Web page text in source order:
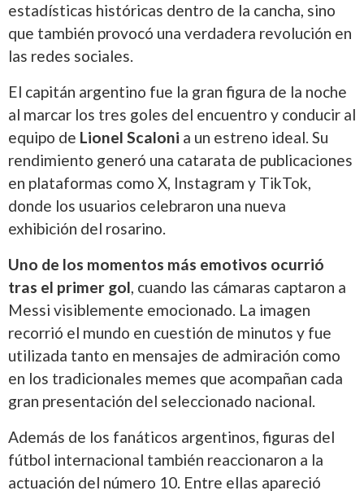
estadísticas históricas dentro de la cancha, sino
que también provocó una verdadera revolución en
las redes sociales.
El capitán argentino fue la gran figura de la noche
al marcar los tres goles del encuentro y conducir al
equipo de Lionel Scaloni a un estreno ideal. Su
rendimiento generó una catarata de publicaciones
en plataformas como X, Instagram y TikTok,
donde los usuarios celebraron una nueva
exhibición del rosarino.
Uno de los momentos más emotivos ocurrió
tras el primer gol, cuando las cámaras captaron a
Messi visiblemente emocionado. La imagen
recorrió el mundo en cuestión de minutos y fue
utilizada tanto en mensajes de admiración como
en los tradicionales memes que acompañan cada
gran presentación del seleccionado nacional.
Además de los fanáticos argentinos, figuras del
fútbol internacional también reaccionaron a la
actuación del número 10. Entre ellas apareció